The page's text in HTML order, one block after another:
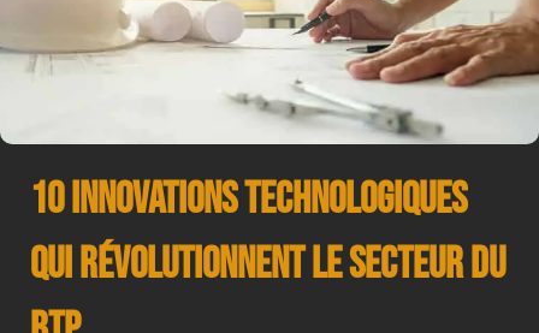
10 Innovations Technologiques
qui Révolutionnent le Secteur du